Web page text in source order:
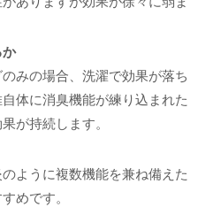
か
みの場合、洗濯で効果が落ち
体に消臭機能が練り込まれた
が持続します。
ように複数機能を兼ね備えた
めです。